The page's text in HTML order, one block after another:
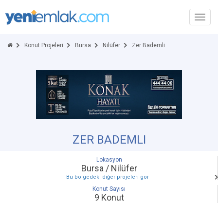
Konut Projeleri Bursa Nilüfer Zer Bademli
ZER BADEMLI
Lokasyon
Bursa / Nilüfer
Bu bölgedeki diğer projeleri gör
Konut Sayısı
9 Konut